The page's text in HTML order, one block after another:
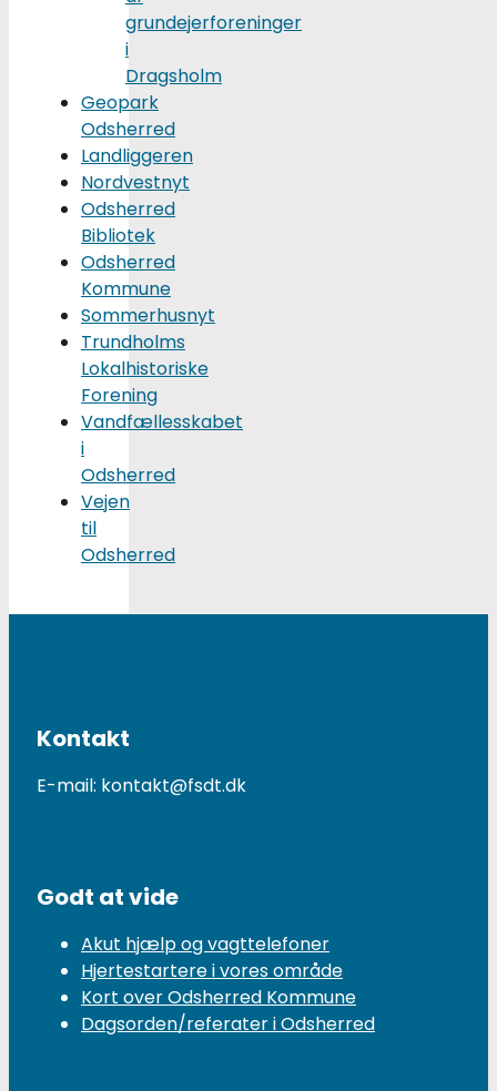
grundejerforeninger
i
Dragsholm
Geopark
Odsherred
Landliggeren
Nordvestnyt
Odsherred
Bibliotek
Odsherred
Kommune
Sommerhusnyt
Trundholms
Lokalhistoriske
Forening
Vandfællesskabet
i
Odsherred
Vejen
til
Odsherred
Kontakt
E-mail: kontakt@fsdt.dk
Godt at vide
Akut hjælp og vagttelefoner
Hjertestartere i vores område
Kort over Odsherred Kommune
Dagsorden/referater i Odsherred